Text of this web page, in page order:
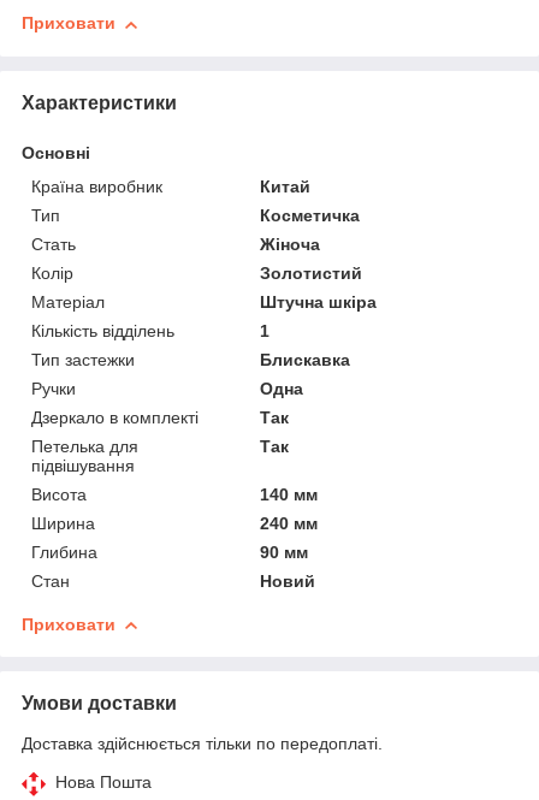
Приховати
Характеристики
Основні
Країна виробник
Китай
Тип
Косметичка
Стать
Жіноча
Колір
Золотистий
Матеріал
Штучна шкіра
Кількість відділень
1
Тип застежки
Блискавка
Ручки
Одна
Дзеркало в комплекті
Так
Петелька для
підвішування
Так
Висота
140 мм
Ширина
240 мм
Глибина
90 мм
Стан
Новий
Приховати
Умови доставки
Доставка здійснюється тільки по передоплаті.
Нова Пошта